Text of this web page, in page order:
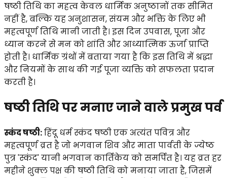
षष्ठी तिथि का महत्व केवल धार्मिक अनुष्ठानों तक सीमित
नहीं है, बल्कि यह अनुशासन, संयम और भक्ति के लिए भी
महत्वपूर्ण तिथि मानी जाती है। इस दिन उपवास, पूजा और
ध्यान करने से मन को शांति और आध्यात्मिक ऊर्जा प्राप्ति
होती है। धार्मिक ग्रंथों में बताया गया है कि इस तिथि में श्रद्धा
और नियमों के साथ की गई पूजा व्यक्ति को सफलता प्रदान
करती है।
षष्ठी तिथि पर मनाए जाने वाले प्रमुख पर्व
स्कंद षष्ठी:हिंदू धर्म स्कंद षष्ठी एक अत्यंत पवित्र और
महत्वपूर्ण व्रत है जो भगवान शिव और माता पार्वती के ज्येष्ठ
पुत्र 'स्कंद' यानी भगवान कार्तिकेय को समर्पित है। यह व्रत हर
महीने शुक्ल पक्ष की षष्ठी तिथि को मनाया जाता है, जिसमें